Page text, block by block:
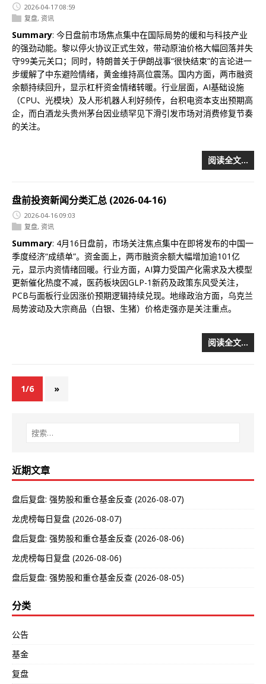
2026-04-17 08:59
复盘, 资讯
Summary: 今日盘前市场焦点集中在国际局势的缓和与科技产业
的强劲动能。黎以停火协议正式生效，带动原油价格大幅回落并失
守99美元关口；同时，特朗普关于伊朗战事“很快结束”的言论进一
步缓解了中东避险情绪，黄金维持高位震荡。国内方面，两市融资
余额持续回升，显示杠杆资金情绪转暖。行业层面，AI基础设施
（CPU、光模块）及人形机器人利好频传，台积电资本支出预期高
企，而白酒龙头贵州茅台因业绩罕见下滑引发市场对消费修复节奏
的关注。
阅读全文…
盘前投资新闻分类汇总 (2026-04-16)
2026-04-16 09:03
复盘, 资讯
Summary: 4月16日盘前，市场关注焦点集中在即将发布的中国一
季度经济“成绩单”。资金面上，两市融资余额大幅增加逾101亿
元，显示内资情绪回暖。行业方面，AI算力受国产化需求及大模型
更新催化热度不减，医药板块因GLP-1新药及政策东风受关注，
PCB与面板行业因涨价预期逻辑持续兑现。地缘政治方面，乌克兰
局势波动及大宗商品（白银、生猪）价格走强亦是关注重点。
阅读全文…
1/6 »
近期文章
盘后复盘: 强势股和重仓基金反查 (2026-08-07)
龙虎榜每日复盘 (2026-08-07)
盘后复盘: 强势股和重仓基金反查 (2026-08-06)
龙虎榜每日复盘 (2026-08-06)
盘后复盘: 强势股和重仓基金反查 (2026-08-05)
分类
公告
基金
复盘